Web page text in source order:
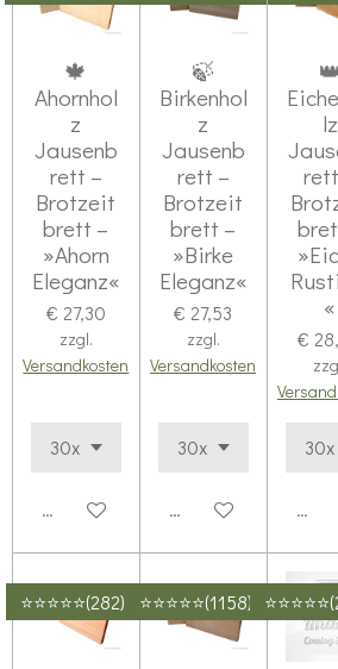
🍁
Ahornhol
z
Jausenb
rett –
Brotzeit
brett –
»Ahorn
Eleganz«
€ 27,30
zzgl.
Versandkosten
Details anzeigen
🍃
Birkenhol
z
Jausenb
rett –
Brotzeit
brett –
»Birke
Eleganz«
€ 27,53
zzgl.
Versandkosten
Details anzeigen
👑
lz
«
€
⭐⭐⭐⭐⭐(282) ⭐⭐⭐⭐⭐(1158)